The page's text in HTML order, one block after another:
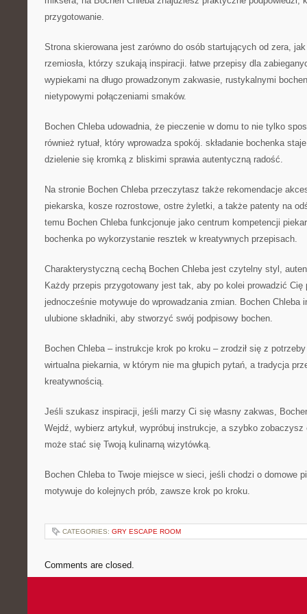
przygotowanie.
Strona skierowana jest zarówno do osób startujących od zera,
rzemiosła, którzy szukają inspiracji. łatwe przepisy dla
wypiekami na długo prowadzonym zakwasie, rustykalnymi
nietypowymi połączeniami smaków.
Bochen Chleba udowadnia, że pieczenie w domu to nie tylko
również rytuał, który wprowadza spokój. składanie bochenka
dzielenie się kromką z bliskimi sprawia autentyczną radość.
Na stronie Bochen Chleba przeczytasz także rekomendacje
piekarska, kosze rozrostowe, ostre żyletki, a także patenty na
temu Bochen Chleba funkcjonuje jako centrum kompetencji
bochenka po wykorzystanie resztek w kreatywnych przepisach.
Charakterystyczną cechą Bochen Chleba jest czytelny styl,
Każdy przepis przygotowany jest tak, aby po kolei prowadzić
jednocześnie motywuje do wprowadzania zmian. Bochen Chleba
ulubione składniki, aby stworzyć swój podpisowy bochen.
Bochen Chleba – instrukcje krok po kroku – zrodził się z
wirtualna piekarnia, w którym nie ma głupich pytań, a tradycja
kreatywnością.
Jeśli szukasz inspiracji, jeśli marzy Ci się własny zakwas,
Wejdź, wybierz artykuł, wypróbuj instrukcje, a szybko
może stać się Twoją kulinarną wizytówką.
Bochen Chleba to Twoje miejsce w sieci, jeśli chodzi o domowe
motywuje do kolejnych prób, zawsze krok po kroku.
CATEGORIES: GRY ESCAPE ROOM
Comments are closed.